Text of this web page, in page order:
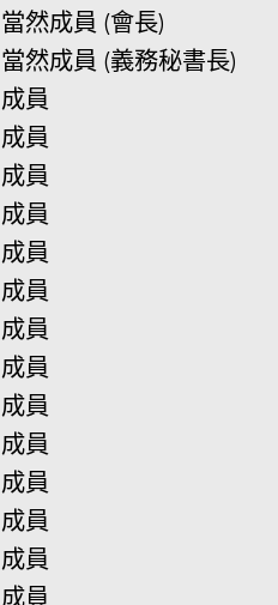
當然成員 (會長)
當然成員 (義務秘書長)
成員
成員
成員
成員
成員
成員
成員
成員
成員
成員
成員
成員
成員
成員